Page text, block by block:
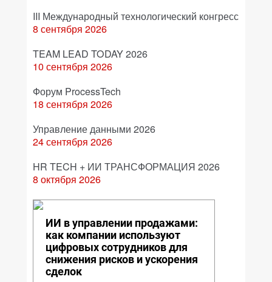
III Международный технологический конгресс
8 сентября 2026
TEAM LEAD TODAY 2026
10 сентября 2026
Форум ProcessTech
18 сентября 2026
Управление данными 2026
24 сентября 2026
HR TECH + ИИ ТРАНСФОРМАЦИЯ 2026
8 октября 2026
ИИ в управлении продажами:
как компании используют
цифровых сотрудников для
снижения рисков и ускорения
сделок